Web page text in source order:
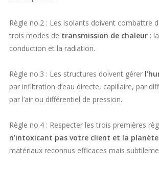
Règle no.2 : Les isolants doivent combattre
trois modes de transmission de chaleur :
conduction et la radiation.
Règle no.3 : Les structures doivent gérer
par infiltration d’eau directe, capillaire, par
par l’air ou différentiel de pression.
Règle no.4 : Respecter les trois premières
n’intoxicant pas votre client et la planète
matériaux reconnus efficaces mais